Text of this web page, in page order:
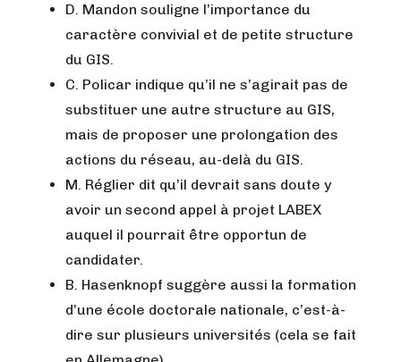
D. Mandon souligne l’importance du
caractère convivial et de petite structure
du GIS.
C. Policar indique qu’il ne s’agirait pas de
substituer une autre structure au GIS,
mais de proposer une prolongation des
actions du réseau, au-delà du GIS.
M. Réglier dit qu’il devrait sans doute y
avoir un second appel à projet LABEX
auquel il pourrait être opportun de
candidater.
B. Hasenknopf suggère aussi la formation
d’une école doctorale nationale, c’est-à-
dire sur plusieurs universités (cela se fait